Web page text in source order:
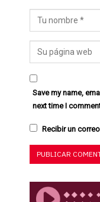
Save my name,
next time I
Recibir un